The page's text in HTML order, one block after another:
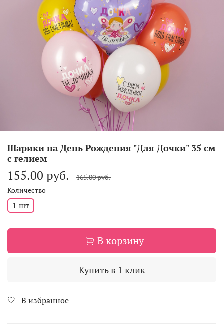
Шарики на День Рождения "Для Дочки" 35 см
с гелием
155.00 руб.
165.00 руб.
Количество
1 шт
В корзину
Купить в 1 клик
В избранное